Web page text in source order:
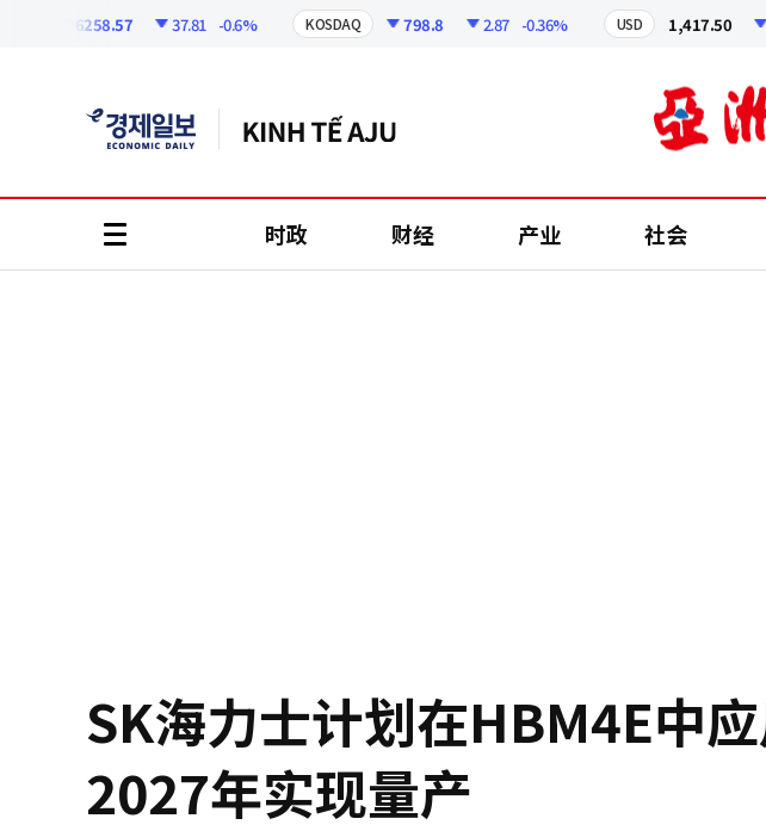
6258.57 37.81 -0.6% KOSDAQ 798.8 2.87 -0.36% USD 1,417.50 6.1
时政 财经 产业 社会
SK海力士计划在HBM4E中应
2027年实现量产